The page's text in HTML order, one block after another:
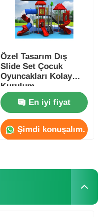
Özel Tasarım Dış
Slide Set Çocuk
Oyuncakları Kolay
Kurulum
En iyi fiyat
Şimdi konuşalım.